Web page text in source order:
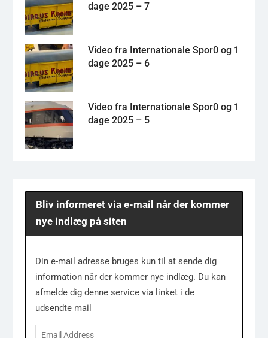
dage 2025 – 7
Video fra Internationale Spor0 og 1
dage 2025 – 6
Video fra Internationale Spor0 og 1
dage 2025 – 5
Bliv informeret via e-mail når der kommer
nye indlæg på siten
Din e-mail adresse bruges kun til at sende dig
information når der kommer nye indlæg. Du kan
afmelde dig denne service via linket i de
udsendte mail
Email